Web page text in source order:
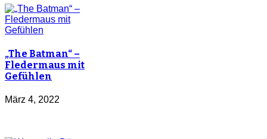
„The Batman“ –
Fledermaus mit
Gefühlen
März 4, 2022